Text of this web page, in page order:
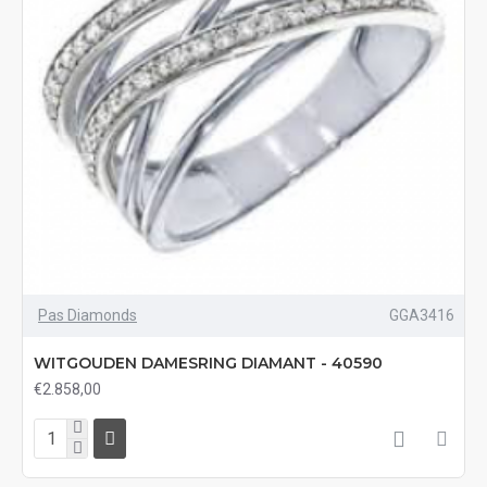
Pas Diamonds GGA3416
WITGOUDEN DAMESRING DIAMANT - 40590
€2.858,00